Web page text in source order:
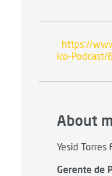
https://
ico-
About
Yesid Torres
Gerente de